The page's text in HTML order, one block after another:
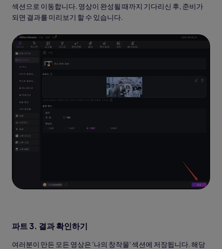
섹션으로 이동합니다. 영상이 완성될 때까지 기다리신 후, 준비가
되면 결과를 미리보기 할 수 있습니다.
파트 3. 결과 확인하기
여러분이 만든 모든 영상은 '나의 창작물' 섹션에 저장됩니다. 해당